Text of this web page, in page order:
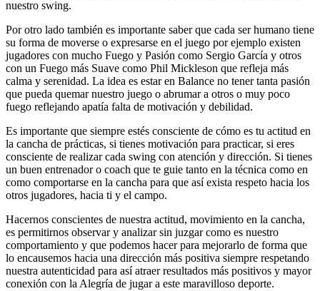
nuestro swing.
Por otro lado también es importante saber que cada ser humano tiene
su forma de moverse o expresarse en el juego por ejemplo existen
jugadores con mucho Fuego y Pasión como Sergio García y otros
con un Fuego más Suave como Phil Mickleson que refleja más
calma y serenidad. La idea es estar en Balance no tener tanta pasión
que pueda quemar nuestro juego o abrumar a otros o muy poco
fuego reflejando apatía falta de motivación y debilidad.
Es importante que siempre estés consciente de cómo es tu actitud en
la cancha de prácticas, si tienes motivación para practicar, si eres
consciente de realizar cada swing con atención y dirección. Si tienes
un buen entrenador o coach que te guie tanto en la técnica como en
como comportarse en la cancha para que así exista respeto hacia los
otros jugadores, hacia ti y el campo.
Hacernos conscientes de nuestra actitud, movimiento en la cancha,
es permitirnos observar y analizar sin juzgar como es nuestro
comportamiento y que podemos hacer para mejorarlo de forma que
lo encausemos hacia una dirección más positiva siempre respetando
nuestra autenticidad para así atraer resultados más positivos y mayor
conexión con la Alegría de jugar a este maravilloso deporte.